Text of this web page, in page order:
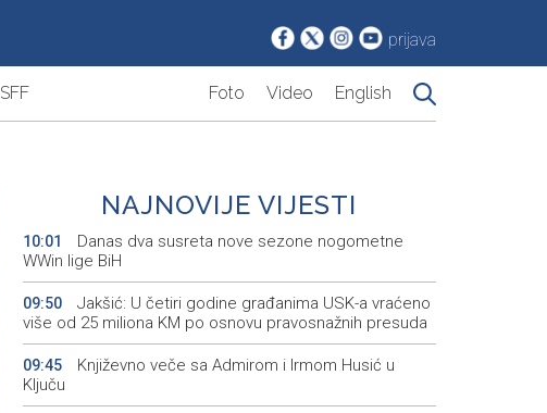
prijava
SFF Foto Video English
NAJNOVIJE VIJESTI
10:01
Danas dva susreta nove sezone nogometne
WWin lige BiH
09:50
Jakšić: U četiri godine građanima USK-a vraćeno
više od 25 miliona KM po osnovu pravosnažnih presuda
09:45
Književno veče sa Admirom i Irmom Husić u
Ključu